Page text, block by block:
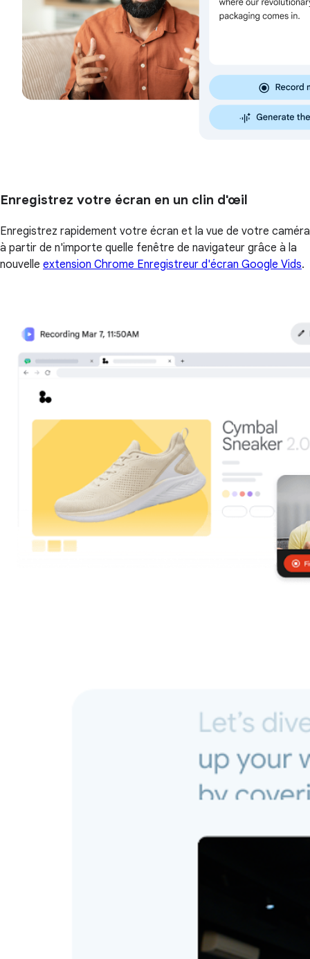
Enregistrez votre écran en un clin d'œil
Enregistrez rapidement votre écran et la vue de votre caméra
à partir de n'importe quelle fenêtre de navigateur grâce à la
nouvelle extension Chrome Enregistreur d'écran Google Vids.